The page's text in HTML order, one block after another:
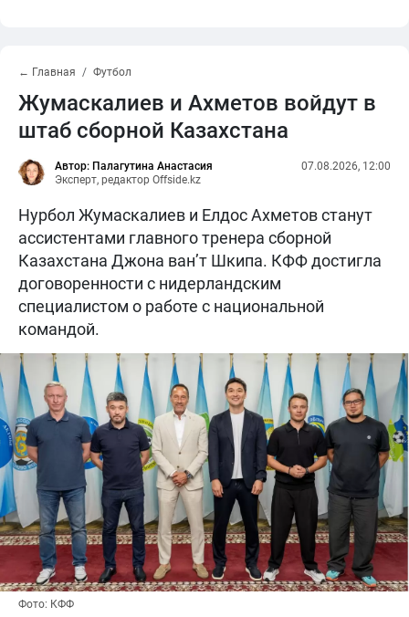
← Главная Футбол
Жумаскалиев и Ахметов войдут в
штаб сборной Казахстана
Автор: Палагутина Анастасия
Эксперт, редактор Offside.kz
07.08.2026, 12:00
Нурбол Жумаскалиев и Елдос Ахметов станут
ассистентами главного тренера сборной
Казахстана Джона ван’т Шкипа. КФФ достигла
договоренности с нидерландским
специалистом о работе с национальной
командой.
Фото: КФФ